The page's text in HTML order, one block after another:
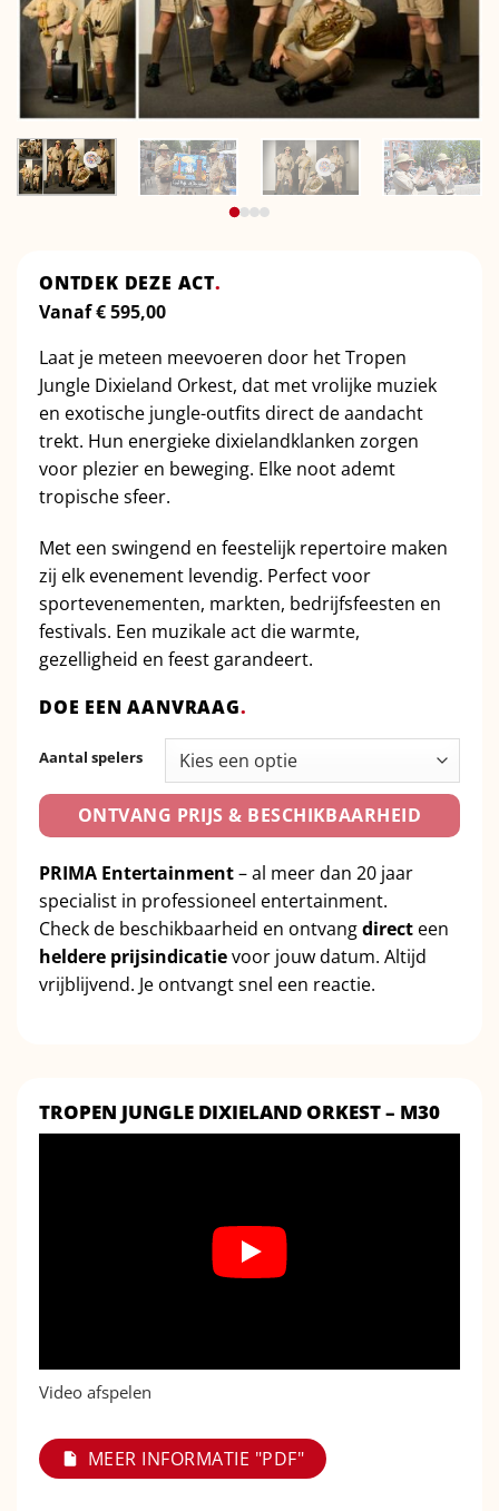
ONTDEK DEZE ACT.
Vanaf€595,00
Laat je meteen meevoeren door het Tropen
Jungle Dixieland Orkest, dat met vrolijke muziek
en exotische jungle-outfits direct de aandacht
trekt. Hun energieke dixielandklanken zorgen
voor plezier en beweging. Elke noot ademt
tropische sfeer.
Met een swingend en feestelijk repertoire maken
zij elk evenement levendig. Perfect voor
sportevenementen, markten, bedrijfsfeesten en
festivals. Een muzikale act die warmte,
gezelligheid en feest garandeert.
DOE EEN AANVRAAG.
Aantal spelers
ONTVANG PRIJS & BESCHIKBAARHEID
PRIMA Entertainment– al meer dan 20 jaar
specialist in professioneel entertainment.
Check de beschikbaarheid en ontvangdirect een
heldere prijsindicatievoor jouw datum. Altijd
vrijblijvend. Je ontvangt snel een reactie.
TROPEN JUNGLE DIXIELAND ORKEST – M30
Video afspelen
MEER INFORMATIE "PDF"